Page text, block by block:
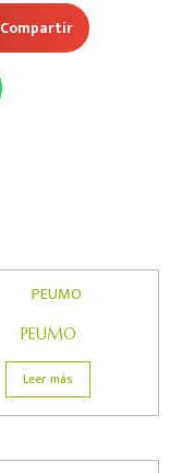
Compartir
PEUMO
Leer más